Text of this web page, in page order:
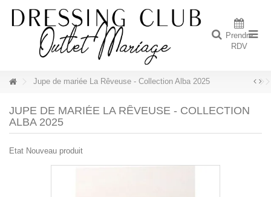
Prendre
RDV
Jupe de mariée La Rêveuse - Collection Alba 2025
JUPE DE MARIÉE LA RÊVEUSE - COLLECTION
ALBA 2025
Etat Nouveau produit